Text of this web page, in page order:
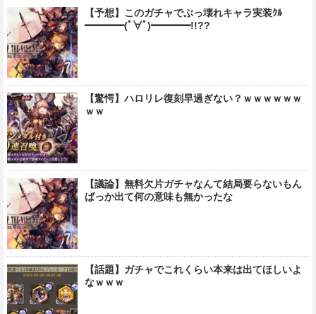
【予想】このガチャでぶっ壊れキャラ実装ｸﾙ
━━━━(ﾟ∀ﾟ)━━━━!!??
【驚愕】ハロリレ復刻早過ぎない？ｗｗｗｗｗｗ
ｗｗ
【議論】無料欠片ガチャなんて結局要らないもん
ばっか出て何の意味も無かったな
【話題】ガチャでこれくらい本来は出てほしいよ
なｗｗｗ